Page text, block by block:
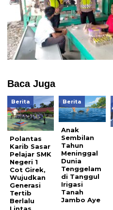
Baca Juga
Berita
Polantas
Karib Sasar
Pelajar SMK
Negeri 1
Cot Girek,
Wujudkan
Generasi
Tertib
Berlalu
Berita
Anak
Sembilan
Tahun
Meninggal
Dunia
Tenggelam
di Tanggul
Irigasi
Tanah
Jambo Aye